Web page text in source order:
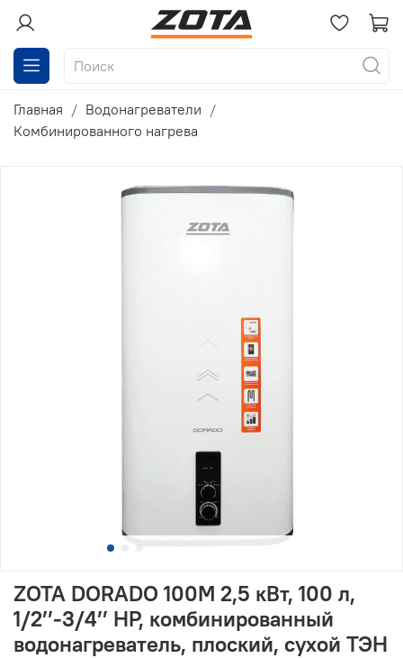
Главная
Водонагреватели
Комбинированного нагрева
ZOTA DORADO 100M 2,5 кВт, 100 л,
1/2’’-3/4’’ НР, комбинированный
водонагреватель, плоский, сухой ТЭН